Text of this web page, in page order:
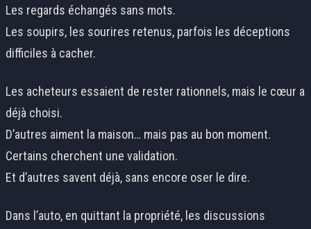
Les regards échangés sans mots.
Les soupirs, les sourires retenus, parfois les déceptions
difficiles à cacher.
Les acheteurs essaient de rester rationnels, mais le cœur a
déjà choisi.
D’autres aiment la maison… mais pas au bon moment.
Certains cherchent une validation.
Et d’autres savent déjà, sans encore oser le dire.
Dans l’auto, en quittant la propriété, les discussions